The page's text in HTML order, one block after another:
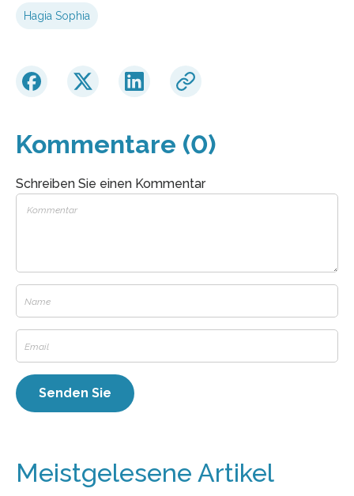
Hagia Sophia
Kommentare (0)
Schreiben Sie einen Kommentar
Meistgelesene Artikel